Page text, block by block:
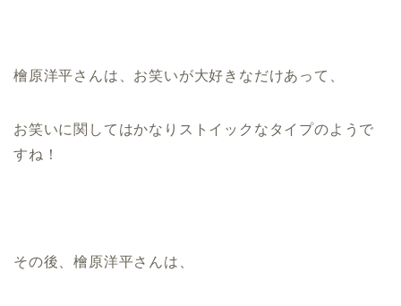
檜原洋平さんは、お笑いが大好きなだけあって、
お笑いに関してはかなりストイックなタイプのようで
すね！
その後、檜原洋平さんは、